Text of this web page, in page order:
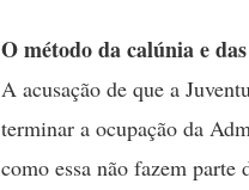
O método da calúnia e
A acusação de que a
terminar a ocupação da
como essa não fazem